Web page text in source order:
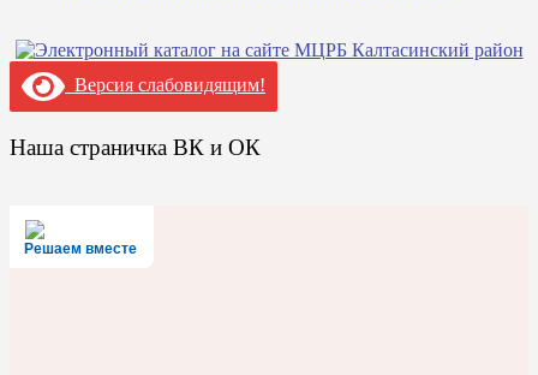
Версия слабовидящим!
Наша страничка ВК и ОК
Решаем вместе